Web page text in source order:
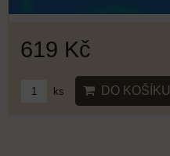
619 Kč
ks DO KOŠÍKU